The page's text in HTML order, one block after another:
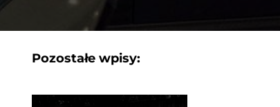
Pozostałe wpisy: